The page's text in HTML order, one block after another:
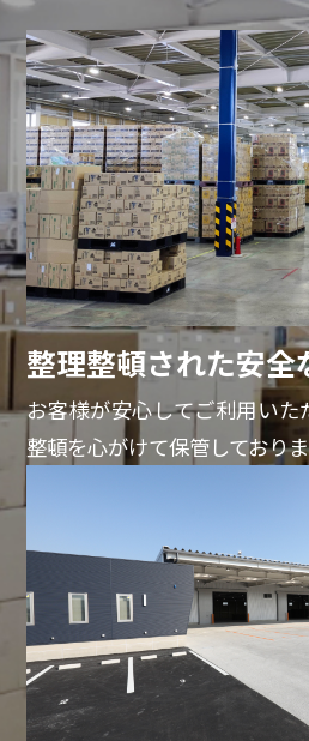
整理整頓された安全
お客様が安心してご利用い
整頓を心がけて保管しており